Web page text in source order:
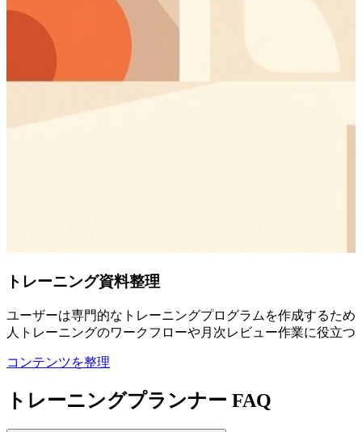
トレーニング資料整理
ユーザーは専門的なトレーニングプログラムを作成するた
人トレーニングのワークフローや月次レビュー作業に役立
コンテンツを整理
トレーニングプランナー FAQ